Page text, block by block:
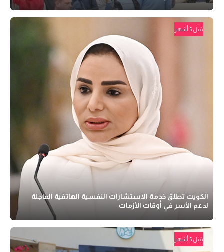
قبل 5 أشهر
الكويت تطلق خدمة الاستشارات النفسية الهاتفية العاجلة
لدعم الأسر في أوقات الأزمات
قبل 5 أشهر